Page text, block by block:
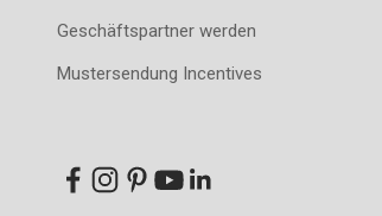
Geschäftspartner werden
Mustersendung Incentives